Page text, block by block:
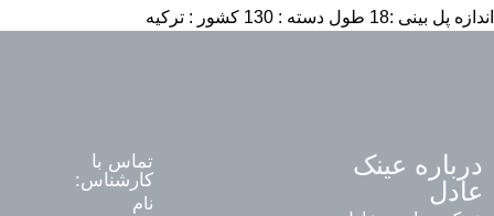
اندازه پل بینی :18 طول دسته : 130 کشور : ترکیه
درباره عینک
عادل
تماس با
کارشناس:
نام